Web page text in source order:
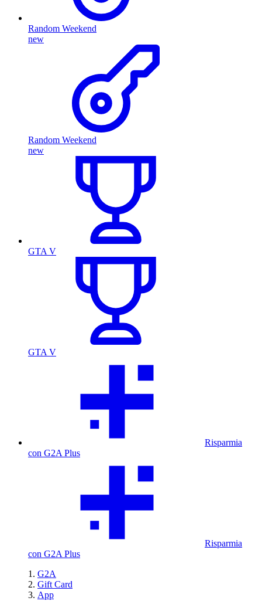
Random Weekend
new
Random Weekend
new
GTA V
GTA V
Risparmia
con G2A Plus
Risparmia
con G2A Plus
G2A
Gift Card
App